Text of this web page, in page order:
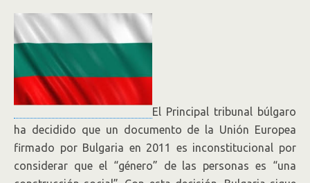
El Principal tribunal búlgaro
ha decidido que un documento de la Unión Europea
firmado por Bulgaria en 2011 es inconstitucional por
considerar que el “género” de las personas es “una